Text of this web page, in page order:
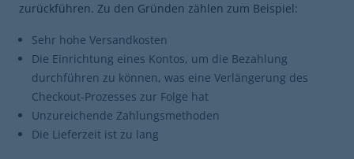
zurückführen. Zu den Gründen zählen zum Beispiel:
Sehr hohe Versandkosten
Die Einrichtung eines Kontos, um die Bezahlung
durchführen zu können, was eine Verlängerung des
Checkout-Prozesses zur Folge hat
Unzureichende Zahlungsmethoden
Die Lieferzeit ist zu lang